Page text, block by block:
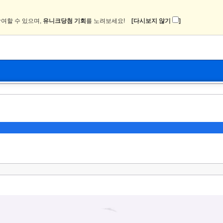
할 수 있으며, 유니크당첨 기회 를 노려보세요! [다시보지 않기 ]